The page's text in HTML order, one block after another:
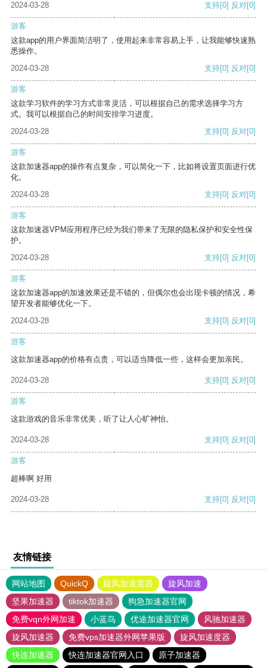
2024-03-28
支持[0] 反对[0]
游客
这款app的用户界面简洁明了，使用起来非常容易上手，让我能够快速熟
悉操作。
2024-03-28
支持[0] 反对[0]
游客
这款学习软件的学习方式非常灵活，可以根据自己的需求选择学习方
式。我可以根据自己的时间安排学习进度。
2024-03-28
支持[0] 反对[0]
游客
这款加速器app的操作有点复杂，可以简化一下，比如将设置页面进行优
化。
2024-03-28
支持[0] 反对[0]
游客
这款加速器VPM应用程序已经为我们带来了无限的隐私保护和安全性保
护。
2024-03-28
支持[0] 反对[0]
游客
这款加速器app的加速效果还是不错的，但偶尔也会出现卡顿的情况，希
望开发者能够优化一下。
2024-03-28
支持[0] 反对[0]
游客
这款加速器app的价格有点贵，可以适当降低一些，这样会更加亲民。
2024-03-28 支持[0] 反对[0]
游客
这款游戏的音乐非常优美，听了让人心旷神怡。
2024-03-28 支持[0] 反对[0]
游客
超棒啊 好用
2024-03-28 支持[0] 反对[0]
友情链接
网站地图 QuickQ 旋风加速度器
旋风加速
坚果加速器
tiktok加速器
狗急加速器官网
免费vqn外网加速
小蓝鸟 优途加速器官网
风驰加速器
旋风加速器
免费vps加速器外网苹果版
旋风加速度器
快连加速器
快连加速器官网入口 原子加速器